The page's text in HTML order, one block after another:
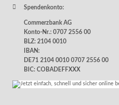
Spendenkonto:
Commerzbank AG
Konto-Nr.: 0707 2556 00
BLZ: 2104 0010
IBAN:
DE71 2104 0010 0707 2556 00
BIC: COBADEFFXXX